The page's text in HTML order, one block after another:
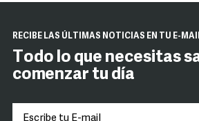
RECIBE LAS ÚLTIMAS NOTICIAS EN TU E-
Todo lo que necesitas
comenzar tu día